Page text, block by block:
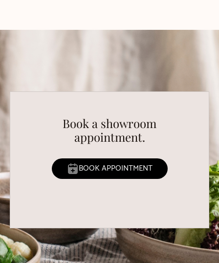
Book a showroom
appointment.
BOOK APPOINTMENT